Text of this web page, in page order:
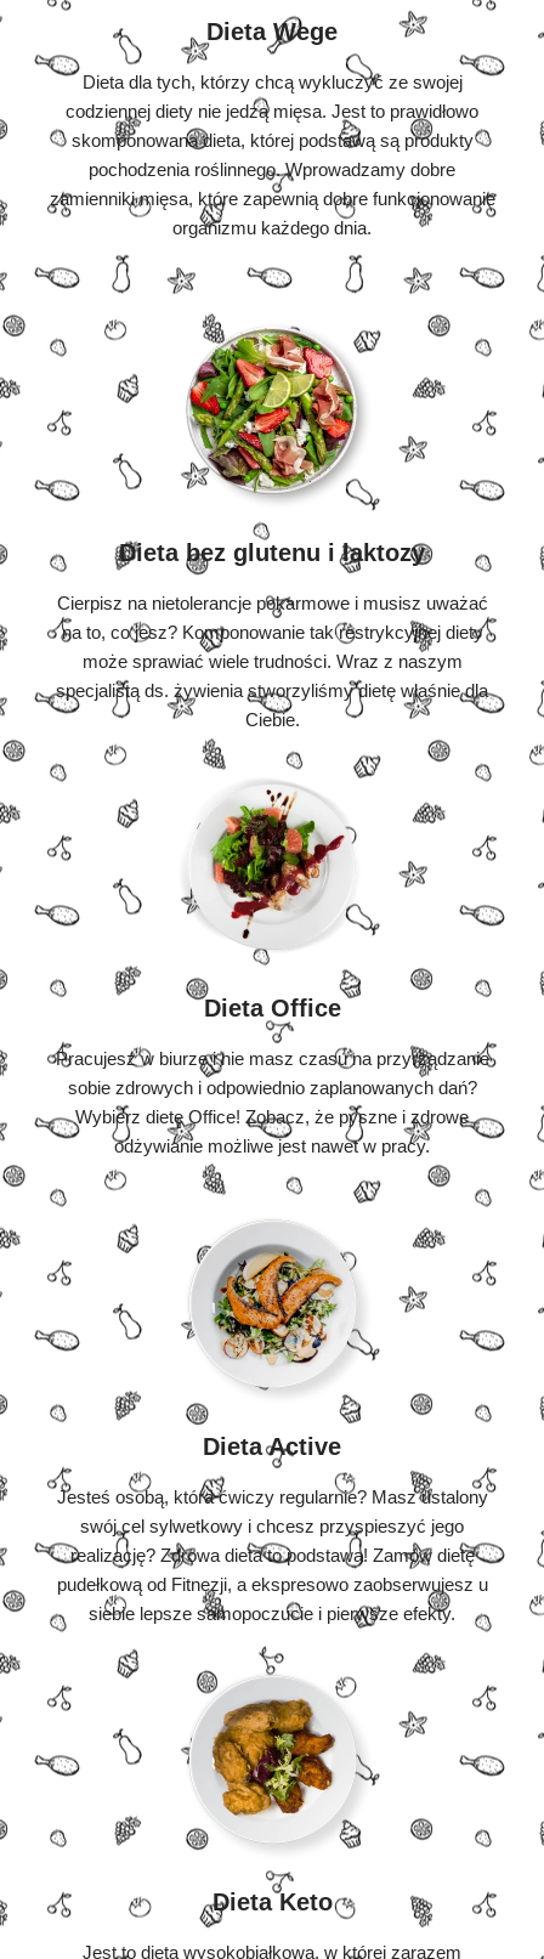
Dieta Wege
Dieta dla tych, którzy chcą wykluczyć ze swojej
codziennej diety nie jedzą mięsa. Jest to prawidłowo
skomponowana dieta, której podstawą są produkty
pochodzenia roślinnego. Wprowadzamy dobre
zamienniki mięsa, które zapewnią dobre funkcjonowanie
organizmu każdego dnia.
Dieta bez glutenu i laktozy
Cierpisz na nietolerancje pokarmowe i musisz uważać
na to, co jesz? Komponowanie tak restrykcyjnej diety
może sprawiać wiele trudności. Wraz z naszym
specjalistą ds. żywienia stworzyliśmy dietę właśnie dla
Ciebie.
Dieta Office
Pracujesz w biurze i nie masz czasu na przyrządzanie
sobie zdrowych i odpowiednio zaplanowanych dań?
Wybierz dietę Office! Zobacz, że pyszne i zdrowe
odżywianie możliwe jest nawet w pracy.
Dieta Active
Jesteś osobą, która ćwiczy regularnie? Masz ustalony
swój cel sylwetkowy i chcesz przyspieszyć jego
realizację? Zdrowa dieta to podstawa! Zamów dietę
pudełkową od Fitnezji, a ekspresowo zaobserwujesz u
siebie lepsze samopoczucie i pierwsze efekty.
Dieta Keto
Jest to dieta wysokobiałkowa, w której zarazem